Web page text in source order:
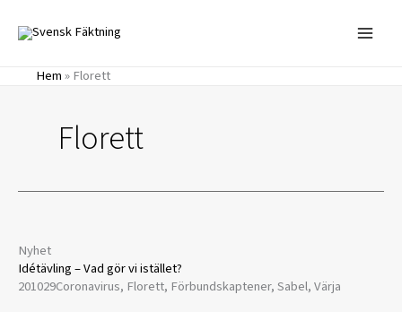
innehåll
Hem»Florett
Florett
Nyhet
Idétävling – Vad gör vi istället?
201029Coronavirus, Florett, Förbundskaptener, Sabel, Värja